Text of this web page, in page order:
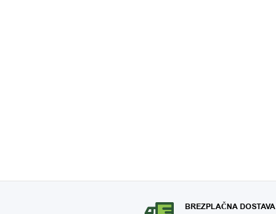
BREZPLAČNA DOSTAVA